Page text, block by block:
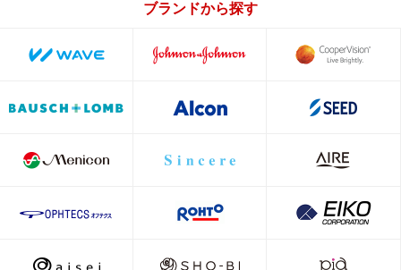
ブランドから探す